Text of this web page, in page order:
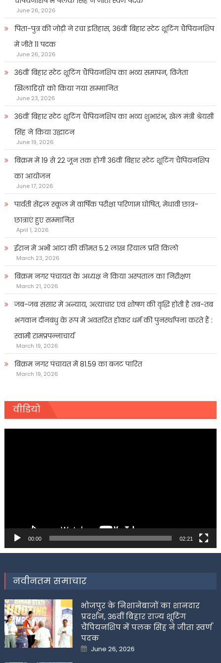
June 26, 2026
पिता-पुत्र की जोड़ी ने रचा इतिहास, 36वीं बिहार स्टेट शूटिंग चैंपियनशिप
में जीते 11 पदक
June 26, 2026
36वीं बिहार स्टेट शूटिंग चैंपियनशिप का भव्य समापन, विजेता
खिलाडिय़ों को किया गया सम्मानित
June 23, 2026
36वीं बिहार स्टेट शूटिंग चैंपियनशिप का भव्य शुभारंभ, खेल मंत्री श्रेयसी
सिंह ने किया उद्घाटन
June 19, 2026
बिक्रम में 19 से 22 जून तक होगी 36वीं बिहार स्टेट शूटिंग चैंपियनशिप
का आयोजन
June 17, 2026
पार्वती सेंट्रल स्कूल में वार्षिक परीक्षा परिणाम घोषित, मेधावी छात्र-
छात्राएं हुए सम्मानित
April 1, 2026
ईरान में अभी आटा की कीमत 5.2 लाख रियाल प्रति किलो
March 23, 2026
बिक्रम नगर पंचायत के अध्यक्ष ने किया अस्पताल का निरीक्षण
March 21, 2026
जब-जब संसार में अन्याय, अत्याचार एवं शोषण की वृद्धि होती है तब-तब
भगवान दीनबंधु के रूप में अवतरित होकर धर्म की पुनर्स्थापना करते हैं :
स्वामी रामप्रपन्नाचार्य
March 19, 2026
बिक्रम नगर पंचायत में 81.59 का बजट पारित
March 19, 2026
वीडियो
00:00 02:21
नवीनतम समाचार
भोजपुर के निशानेबाजों का शानदार
प्रदर्शन, 36वीं बिहार राज्य शूटिंग
चैंपियनशिप में पलक सिंह ने जीता स्वर्ण
पदक
Posted
on
June 26, 2026